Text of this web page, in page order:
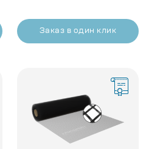
Заказ в один клик